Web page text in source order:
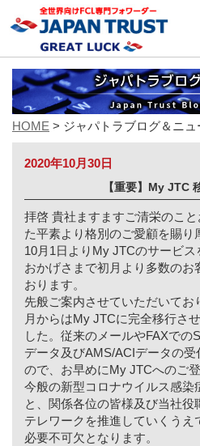
HOME > ジャパトラブログ＆ニュ
2020年10月30日
【重要】My JTC
拝啓 貴社ますますご清栄のこ
た平素より格別のご愛顧を賜り
10⽉1⽇よりMy JTCのサービス
おかげさまで初⽉より多数のお
おります。
先般ご案内させていただいてお
⽉からはMy JTCに完全移⾏さ
した。従来のメールやFAXでの
データ及びAMS/ACIデータの
ので、お早めにMy JTCへのご
今般の新型コロナウイルス感染
と、関係各位の皆様及び当社役
テレワークを推進していくうえ
必要不可⽋となります。